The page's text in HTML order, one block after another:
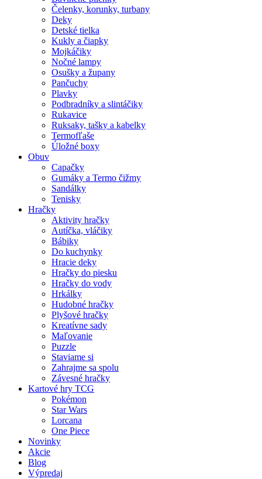
Čelenky, korunky, turbany
Deky
Detské tielka
Kukly a čiapky
Mojkáčiky
Nočné lampy
Osušky a župany
Pančuchy
Plavky
Podbradníky a slintáčiky
Rukavice
Ruksaky, tašky a kabelky
Termofľaše
Úložné boxy
Obuv
Capačky
Gumáky a Termo čižmy
Sandálky
Tenisky
Hračky
Aktivity hračky
Autíčka, vláčiky
Bábiky
Do kuchynky
Hracie deky
Hračky do piesku
Hračky do vody
Hrkálky
Hudobné hračky
Plyšové hračky
Kreatívne sady
Maľovanie
Puzzle
Staviame si
Zahrajme sa spolu
Závesné hračky
Kartové hry TCG
Pokémon
Star Wars
Lorcana
One Piece
Novinky
Akcie
Blog
Výpredaj